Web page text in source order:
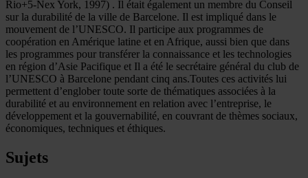
Rio+5-Nex York, 1997) . Il était également un membre du Conseil
sur la durabilité de la ville de Barcelone. Il est impliqué dans le
mouvement de l’UNESCO. Il participe aux programmes de
coopération en Amérique latine et en Afrique, aussi bien que dans
les programmes pour transférer la connaissance et les technologies
en région d’Asie Pacifique et Il a été le secrétaire général du club de
l’UNESCO à Barcelone pendant cinq ans.Toutes ces activités lui
permettent d’englober toute sorte de thématiques associées à la
durabilité et au environnement en relation avec l’entreprise, le
développement et la gouvernabilité, en couvrant de thèmes sociaux,
économiques, techniques et éthiques.
Sujets